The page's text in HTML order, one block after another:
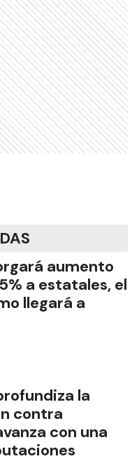
aumento
a estatales, el
llegará a
la
contra
con una